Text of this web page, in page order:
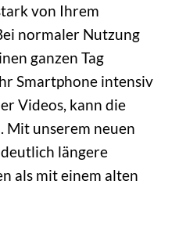
von Ihrem
normaler Nutzung
ganzen Tag
Smartphone intensiv
Videos, kann die
Mit unserem neuen
längere
als mit einem alten